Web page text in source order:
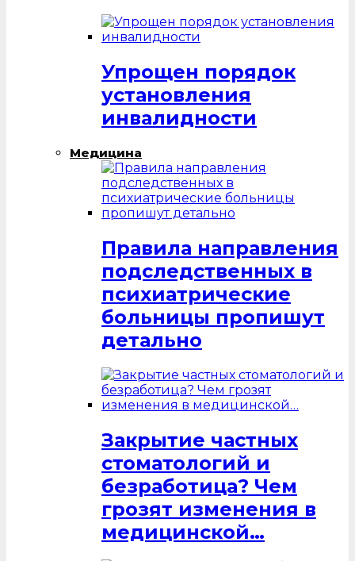
Упрощен порядок
установления
инвалидности
Медицина
Правила направления
подследственных в
психиатрические
больницы пропишут
детально
Закрытие частных
стоматологий и
безработица? Чем
грозят изменения в
медицинской…